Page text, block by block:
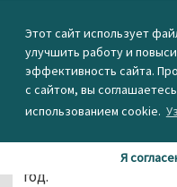
Этот сайт использует
улучшить работу и
эффективность сайта.
с сайтом, вы
использованием cookie.
Я
Реконструкция
начнётся не раньше
ранеерассказала
Сейчас театр ведёт
документации на
удастся получить
и пройти
федеральную
год.